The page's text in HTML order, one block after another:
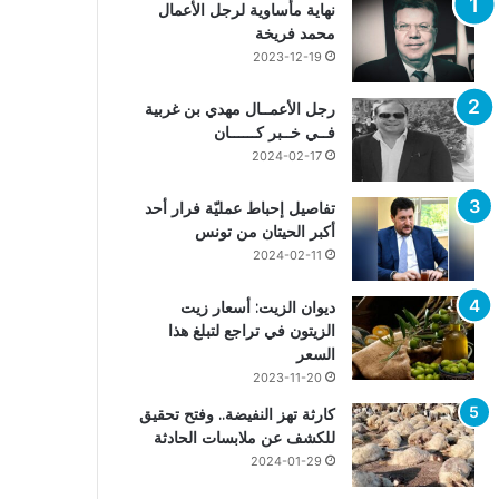
نهاية مأساوية لرجل الأعمال
محمد فريخة
2023-12-19
رجل الأعمــال مهدي بن غربية
فــي خــبر كــــــان
2024-02-17
تفاصيل إحباط عمليّة فرار أحد
أكبر الحيتان من تونس
2024-02-11
ديوان الزيت: أسعار زيت
الزيتون في تراجع لتبلغ هذا
السعر
2023-11-20
كارثة تهز النفيضة.. وفتح تحقيق
للكشف عن ملابسات الحادثة
2024-01-29